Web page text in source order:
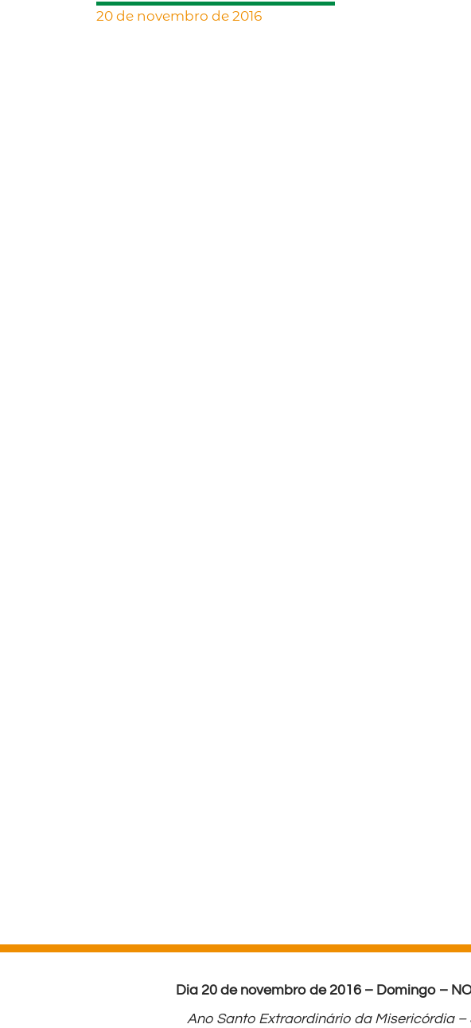
20 de novembro de 2016
Dia 20 de novembro de 2016 – Domingo –
Ano Santo Extraordinário da Misericórdia –